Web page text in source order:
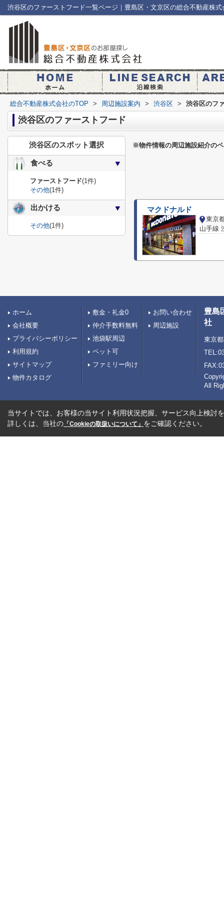
渋谷区のファーストフード一覧ページ｜豊島区・文京区の総合不動産株式
総合不動産株式会社のTOP > 周辺施設案内 > 渋谷区 > 渋谷区のフ
渋谷区のファーストフード
※物件情報の周辺施設紹介の
マクドナルド
東京
山手線
渋谷区のスポット選択
食べる
ファーストフード(1件)
その他(1件)
出かける
その他(1件)
ホーム
会社概要
プライバシーポリシー
利用規約
サイトマップ
物件カタログ
敷金・礼金0
仲介手数料無料
池袋駅周辺
ペット可
ファミリー向け
お問い合わせ
周辺施設
豊島
社
東京
All
当サイトでは、お客様の当サイト利用状況把握、サービス向上検討
詳しくは、当社の 「Cookieの取扱いについて」 をご確認ください。